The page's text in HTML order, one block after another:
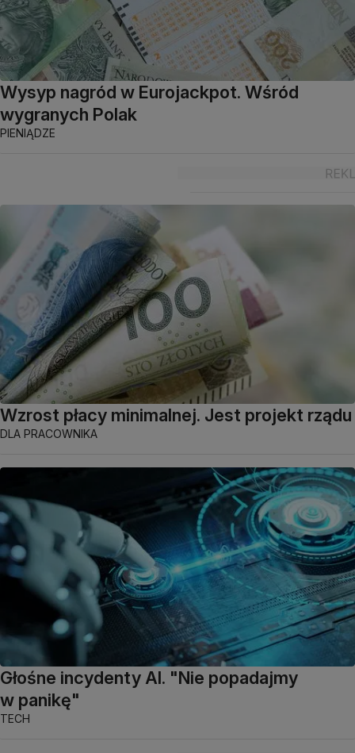
Wysyp nagród w Eurojackpot. Wśród
wygranych Polak
PIENIĄDZE
Wzrost płacy minimalnej. Jest projekt rządu
DLA PRACOWNIKA
Głośne incydenty AI. "Nie popadajmy
w panikę"
TECH